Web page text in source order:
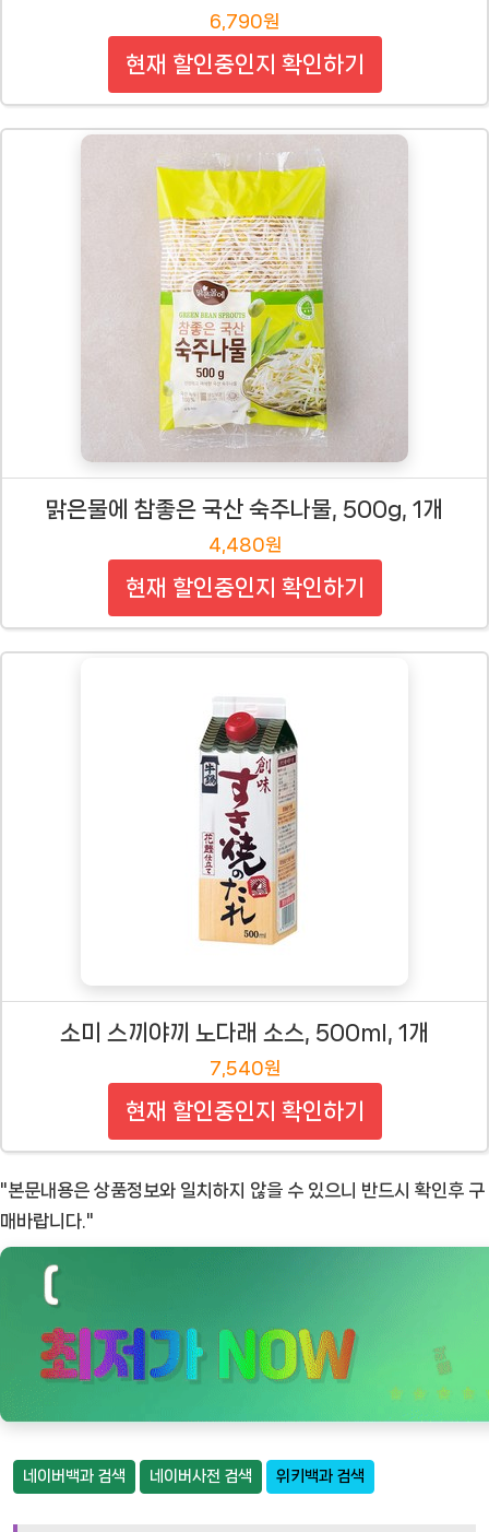
6,790원
현재 할인중인지 확인하기
맑은물에 참좋은 국산 숙주나물, 500g, 1개
4,480원
현재 할인중인지 확인하기
소미 스끼야끼 노다래 소스, 500ml, 1개
7,540원
현재 할인중인지 확인하기
"본문내용은 상품정보와 일치하지 않을 수 있으니 반드시 확인후 구
매바랍니다."
네이버백과 검색 네이버사전 검색 위키백과 검색